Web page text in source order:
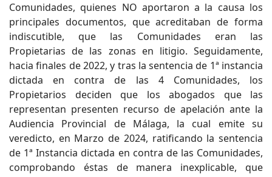
Comunidades, quienes NO aportaron a la causa los
principales documentos, que acreditaban de forma
indiscutible, que las Comunidades eran las
Propietarias de las zonas en litigio. Seguidamente,
hacia finales de 2022, y tras la sentencia de 1ª instancia
dictada en contra de las 4 Comunidades, los
Propietarios deciden que los abogados que las
representan presenten recurso de apelación ante la
Audiencia Provincial de Málaga, la cual emite su
veredicto, en Marzo de 2024, ratificando la sentencia
de 1ª Instancia dictada en contra de las Comunidades,
comprobando éstas de manera inexplicable, que